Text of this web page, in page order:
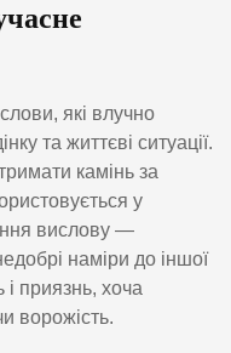
які влучно
та життєві ситуації.
камінь за
у
вислову —
наміри до іншої
приязнь, хоча
ворожість.